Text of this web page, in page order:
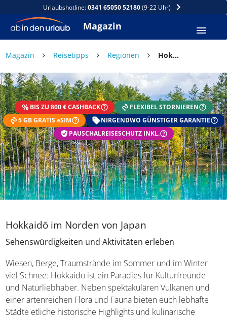
Urlaubshotline:0341 65050 52180(9-22 Uhr)
Magazin
Magazin Reisetipps Regionen Hokkaidō im Norden von Japan
BIS ZU 800 € CASHBACK
FLEXIBEL STORNIEREN
5 GB GRATIS eSIM
NIRGENDWO GÜNSTIGER GARANTIE
PAUSCHALREISESCHUTZ INKL.
Hokkaidō im Norden von Japan
Sehenswürdigkeiten und Aktivitäten erleben
Wiesen, Berge, Traumstrände im Sommer und im Winter
viel Schnee: Hokkaidō ist ein Paradies für Kulturfreunde
und Naturliebhaber. Neben spektakulären Vulkanen und
einer artenreichen Flora und Fauna bieten euch lebhafte
Städte etliche historische Highlights und kulinarische